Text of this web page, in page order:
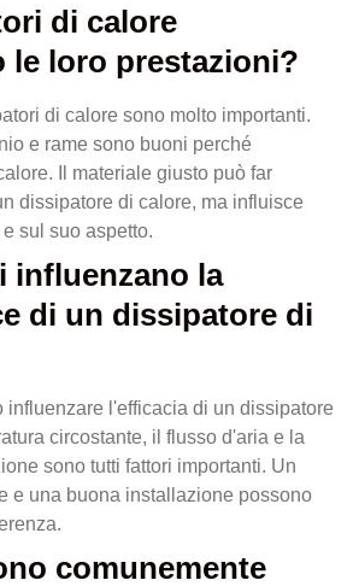
di calore
le loro prestazioni?
di calore sono molto importanti.
e rame sono buoni perché
Il materiale giusto può far
dissipatore di calore, ma influisce
sul suo aspetto.
influenzano la
di un dissipatore di
influenzare l'efficacia di un dissipatore
circostante, il flusso d'aria e la
sono tutti fattori importanti. Un
e una buona installazione possono
comunemente